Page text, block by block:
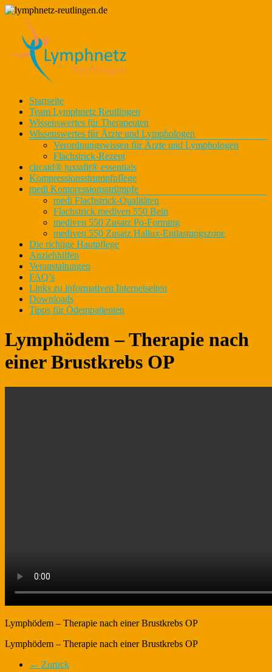
Zum
Inhalt
springen
lymphnetz-
reutlingen.de
Lymphnetz
für den
Kreis
Reutlingen
Menü
Startseite
Team Lymphnetz Reutlingen
Wissenswertes für Therapeuten
Wissenswertes für Ärzte und Lymphologen
Verordnungswissen für Ärzte und Lymphologen
Flachstrick-Rezept
circaid® juxtafit® essentials
Kompressionsstrumpfpflege
medi Kompressionsstrümpfe
medi Flachstrick-Qualitäten
Flachstrick mediven 550 Bein
mediven 550 Zusatz Po-Forming
mediven 550 Zusatz Hallux-Entlastungszone
Die richtige Hautpflege
Anziehhilfen
Veranstaltungen
FAQ’s
Links zu informativen Internetseiten
Downloads
Tipps für Ödempatienten
Lymphödem – Therapie nach
einer Brustkrebs OP
Lymphödem – Therapie nach einer Brustkrebs OP
Lymphödem – Therapie nach einer Brustkrebs OP
← Zurück